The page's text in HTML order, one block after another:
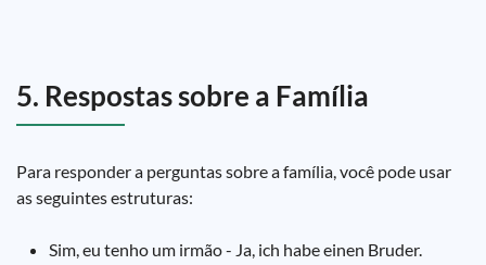
5. Respostas sobre a Família
Para responder a perguntas sobre a família, você pode usar
as seguintes estruturas:
Sim, eu tenho um irmão - Ja, ich habe einen Bruder.